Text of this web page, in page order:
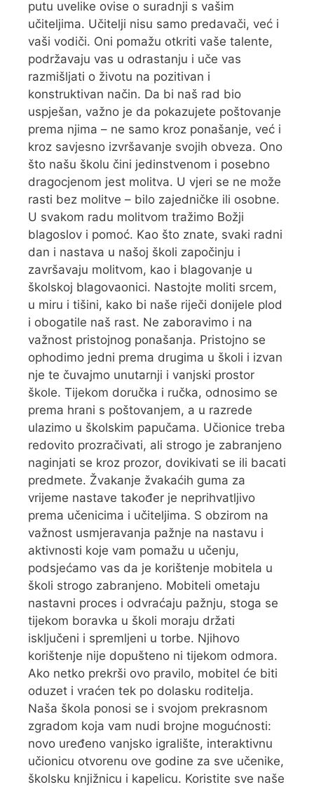
putu uvelike ovise o suradnji s vašim
učiteljima. Učitelji nisu samo predavači, već i
vaši vodiči. Oni pomažu otkriti vaše talente,
podržavaju vas u odrastanju i uče vas
razmišljati o životu na pozitivan i
konstruktivan način. Da bi naš rad bio
uspješan, važno je da pokazujete poštovanje
prema njima – ne samo kroz ponašanje, već i
kroz savjesno izvršavanje svojih obveza. Ono
što našu školu čini jedinstvenom i posebno
dragocjenom jest molitva. U vjeri se ne može
rasti bez molitve – bilo zajedničke ili osobne.
U svakom radu molitvom tražimo Božji
blagoslov i pomoć. Kao što znate, svaki radni
dan i nastava u našoj školi započinju i
završavaju molitvom, kao i blagovanje u
školskoj blagovaonici. Nastojte moliti srcem,
u miru i tišini, kako bi naše riječi donijele plod
i obogatile naš rast. Ne zaboravimo i na
važnost pristojnog ponašanja. Pristojno se
ophodimo jedni prema drugima u školi i izvan
nje te čuvajmo unutarnji i vanjski prostor
škole. Tijekom doručka i ručka, odnosimo se
prema hrani s poštovanjem, a u razrede
ulazimo u školskim papučama. Učionice treba
redovito prozračivati, ali strogo je zabranjeno
naginjati se kroz prozor, dovikivati se ili bacati
predmete. Žvakanje žvakaćih guma za
vrijeme nastave također je neprihvatljivo
prema učenicima i učiteljima. S obzirom na
važnost usmjeravanja pažnje na nastavu i
aktivnosti koje vam pomažu u učenju,
podsjećamo vas da je korištenje mobitela u
školi strogo zabranjeno. Mobiteli ometaju
nastavni proces i odvraćaju pažnju, stoga se
tijekom boravka u školi moraju držati
isključeni i spremljeni u torbe. Njihovo
korištenje nije dopušteno ni tijekom odmora.
Ako netko prekrši ovo pravilo, mobitel će biti
oduzet i vraćen tek po dolasku roditelja.
Naša škola ponosi se i svojom prekrasnom
zgradom koja vam nudi brojne mogućnosti:
novo uređeno vanjsko igralište, interaktivnu
učionicu otvorenu ove godine za sve učenike,
školsku knjižnicu i kapelicu. Koristite sve naše